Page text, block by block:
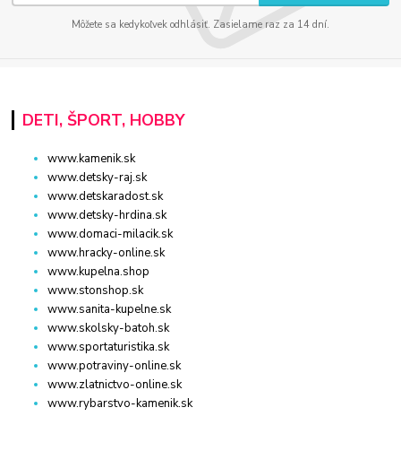
Môžete sa kedykoľvek odhlásiť. Zasielame raz za 14 dní.
DETI, ŠPORT, HOBBY
www.kamenik.sk
www.detsky-raj.sk
www.detskaradost.sk
www.detsky-hrdina.sk
www.domaci-milacik.sk
www.hracky-online.sk
www.kupelna.shop
www.stonshop.sk
www.sanita-kupelne.sk
www.skolsky-batoh.sk
www.sportaturistika.sk
www.potraviny-online.sk
www.zlatnictvo-online.sk
www.rybarstvo-kamenik.sk